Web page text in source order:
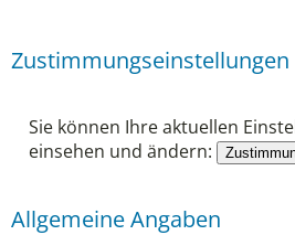
Zustimmungseinstellungen
Sie können Ihre aktuellen
einsehen und ändern:
Allgemeine Angaben